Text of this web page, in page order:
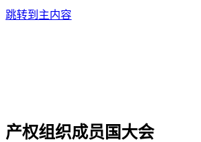
跳转到主内容
产权组织成员国大会